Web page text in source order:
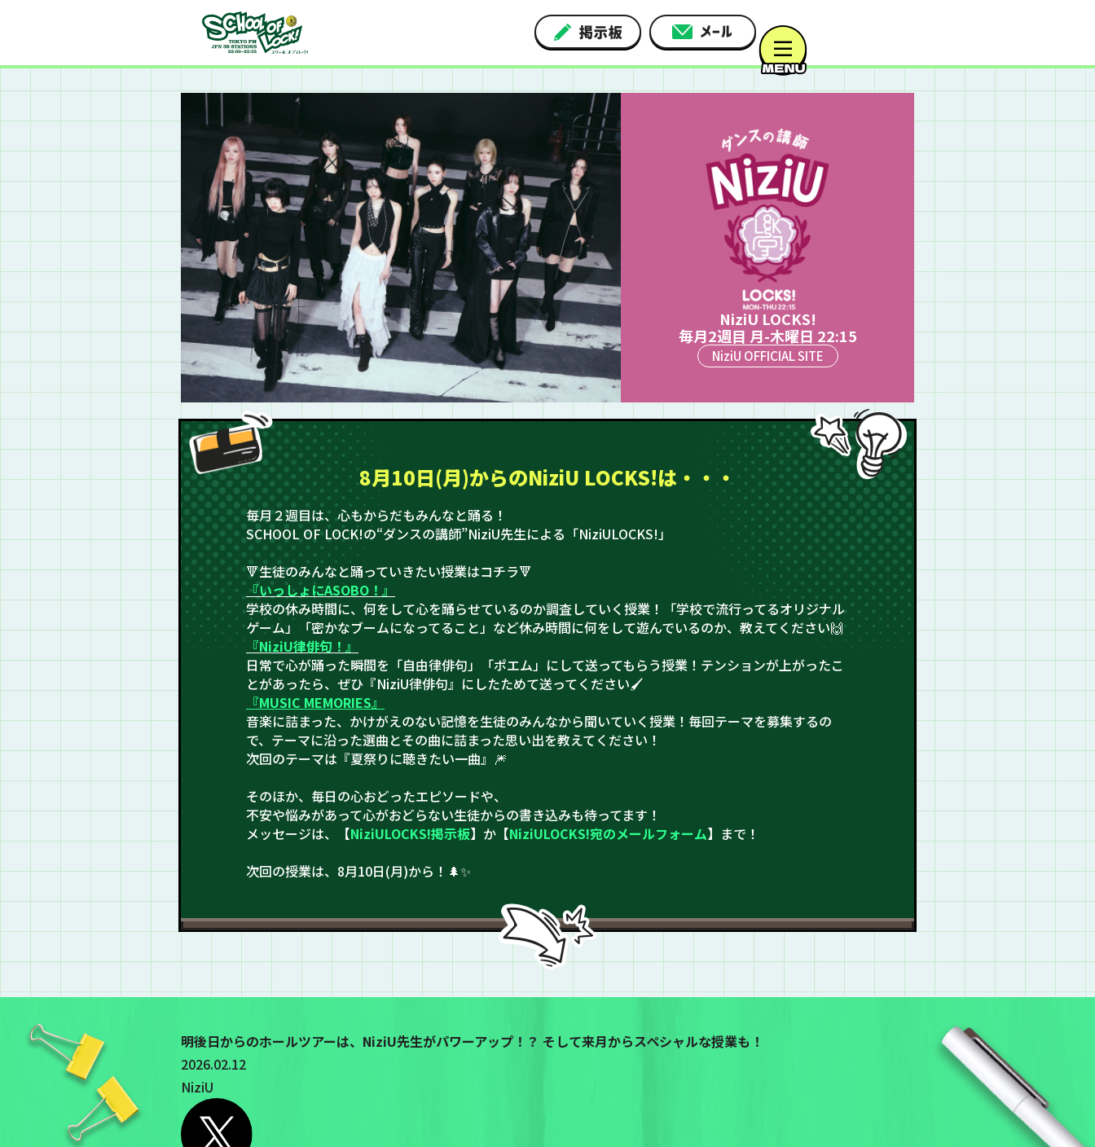
NiziU LOCKS!
毎月2週目 月-木曜日 22:15
NiziU OFFICIAL SITE
8月10日(月)からのNiziU LOCKS!は・・・
毎月２週目は、心もからだもみんなと踊る！
SCHOOL OF LOCK!の“ダンスの講師”NiziU先生による「NiziULOCKS!」
🔻生徒のみんなと踊っていきたい授業はコチラ🔻
『いっしょにASOBO！』
学校の休み時間に、何をして心を踊らせているのか調査していく授業！「学校で流行ってるオリジナル
ゲーム」「密かなブームになってること」など休み時間に何をして遊んでいるのか、教えてください🙌
『NiziU律俳句！』
日常で心が踊った瞬間を「自由律俳句」「ポエム」にして送ってもらう授業！テンションが上がったこ
とがあったら、ぜひ『NiziU律俳句』にしたためて送ってください🖌️
『MUSIC MEMORIES』
音楽に詰まった、かけがえのない記憶を生徒のみんなから聞いていく授業！毎回テーマを募集するの
で、テーマに沿った選曲とその曲に詰まった思い出を教えてください！
次回のテーマは『夏祭りに聴きたい一曲』🎆
そのほか、毎日の心おどったエピソードや、
不安や悩みがあって心がおどらない生徒からの書き込みも待ってます！
メッセージは、【NiziULOCKS!掲示板】か【NiziULOCKS!宛のメールフォーム】まで！
次回の授業は、8月10日(月)から！🌲✨
明後日からのホールツアーは、NiziU先生がパワーアップ！？ そして来月からスペシャルな授業も！
2026.02.12
NiziU